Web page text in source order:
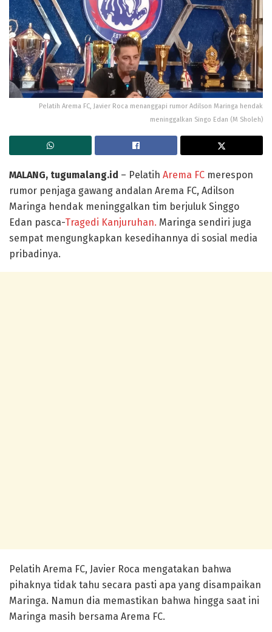
Pelatih Arema FC, Javier Roca menanggapi rumor Adilson Maringa hendak
meninggalkan Singo Edan (M Sholeh)
MALANG, tugumalang.id – Pelatih Arema FC merespon
rumor penjaga gawang andalan Arema FC, Adilson
Maringa hendak meninggalkan tim berjuluk Singgo
Edan pasca-Tragedi Kanjuruhan. Maringa sendiri juga
sempat mengungkapkan kesedihannya di sosial media
pribadinya.
Pelatih Arema FC, Javier Roca mengatakan bahwa
pihaknya tidak tahu secara pasti apa yang disampaikan
Maringa. Namun dia memastikan bahwa hingga saat ini
Maringa masih bersama Arema FC.